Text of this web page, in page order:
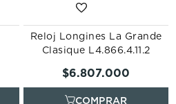
Reloj Longines La Grande
Clasique L4.866.4.11.2
$6.807.000